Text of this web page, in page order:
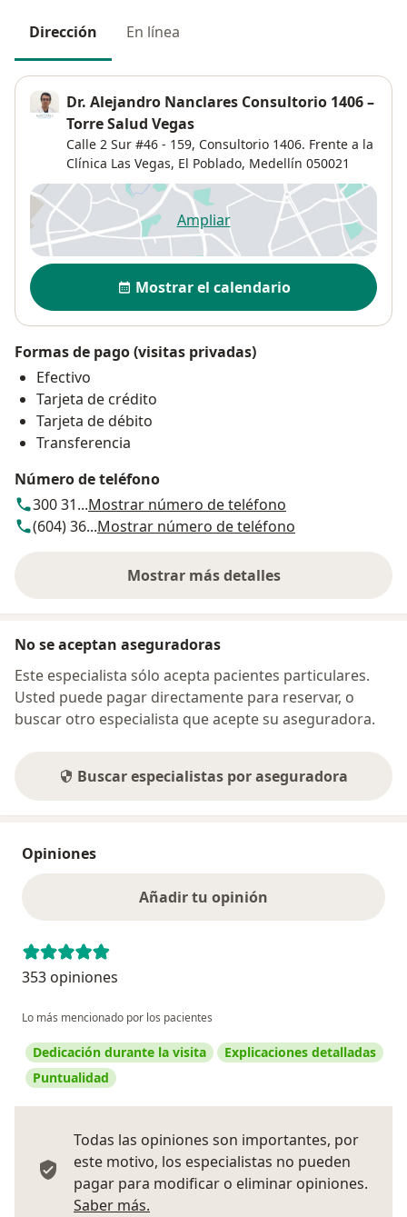
Dirección En línea
Dr. Alejandro Nanclares Consultorio 1406 –
Torre Salud Vegas
Calle 2 Sur #46 - 159, Consultorio 1406. Frente a la
Clínica Las Vegas, El Poblado, Medellín 050021
Ampliarse abre en una nueva
Disponibilidad
Mostrar el calendario
Formas de pago (visitas privadas)
Efectivo
Tarjeta de crédito
Tarjeta de débito
Transferencia
Número de teléfono
300 31...Mostrar número de teléfono
(604) 36...Mostrar número de teléfono
Mostrar más detalles
sobre la dirección
No se aceptan aseguradoras
Este especialista sólo acepta pacientes particulares.
Usted puede pagar directamente para reservar, o
buscar otro especialista que acepte su aseguradora.
Buscar especialistas por aseguradora
Opiniones
Añadir tu opinión
353 opiniones
Lo más mencionado por los pacientes
Dedicación durante la visita
Explicaciones detalladas
Puntualidad
Todas las opiniones son importantes, por
este motivo, los especialistas no pueden
pagar para modificar o eliminar opiniones.
Saber más.